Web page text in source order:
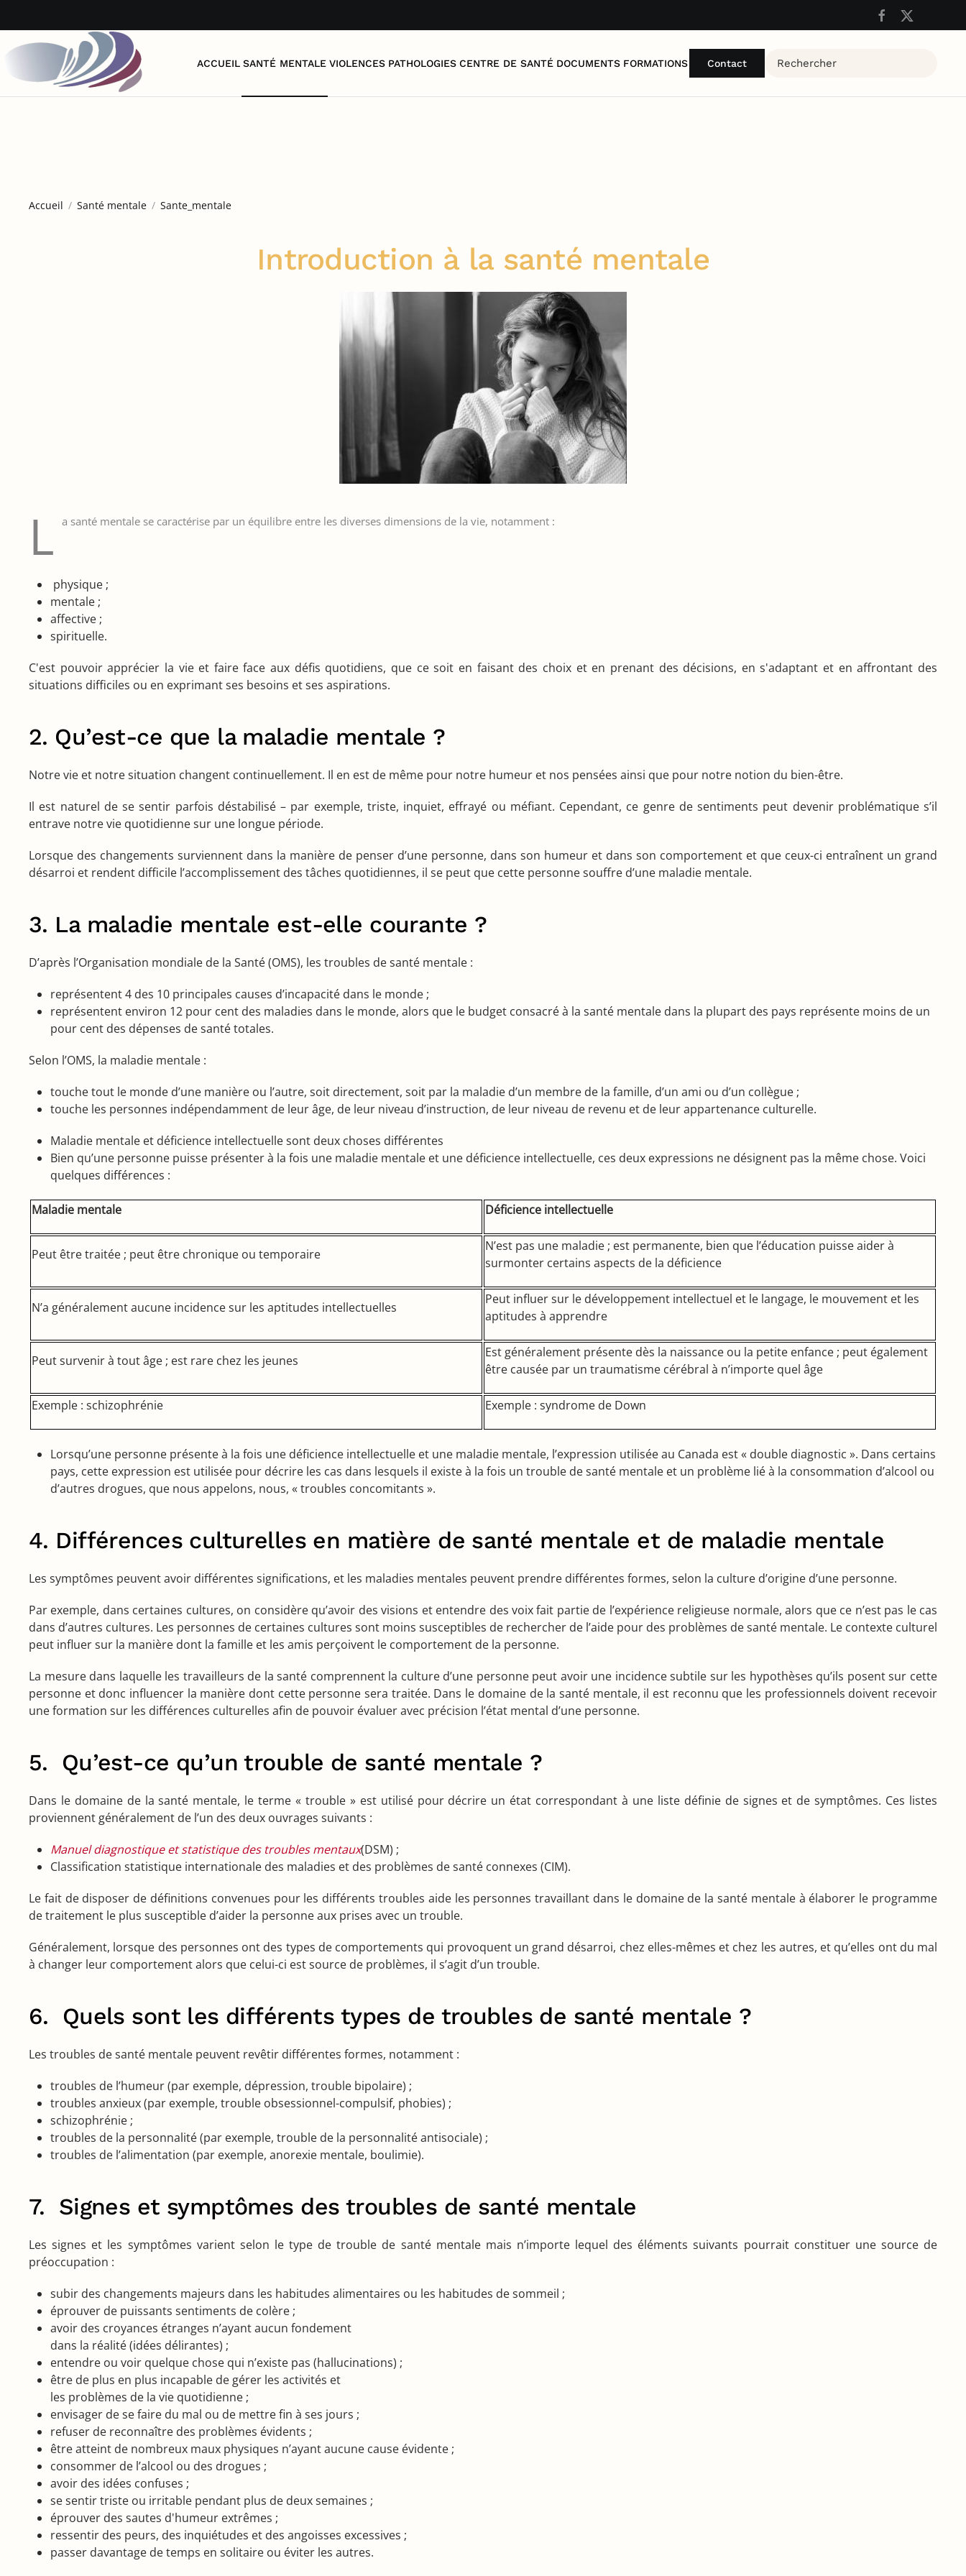
Accéder au contenu principal
ACCUEIL SANTÉ MENTALE VIOLENCES PATHOLOGIES CENTRE DE SANTÉ DOCUMENTS FORMATIONS Contact
Accueil Santé mentale Sante_mentale
Introduction à la santé mentale
L a santé mentale se caractérise par un équilibre entre les diverses dimensions de la vie, notamment :
physique ;
mentale ;
affective ;
spirituelle.
C'est pouvoir apprécier la vie et faire face aux défis quotidiens, que ce soit en faisant des choix et en prenant des décisions, en s'adaptant et en affrontant des
situations difficiles ou en exprimant ses besoins et ses aspirations.
2. Qu’est-ce que la maladie mentale ?
Notre vie et notre situation changent continuellement. Il en est de même pour notre humeur et nos pensées ainsi que pour notre notion du bien-être.
Il est naturel de se sentir parfois déstabilisé – par exemple, triste, inquiet, effrayé ou méfiant. Cependant, ce genre de sentiments peut devenir problématique s’il
entrave notre vie quotidienne sur une longue période.
Lorsque des changements surviennent dans la manière de penser d’une personne, dans son humeur et dans son comportement et que ceux-ci entraînent un grand
désarroi et rendent difficile l’accomplissement des tâches quotidiennes, il se peut que cette personne souffre d’une maladie mentale.
3. La maladie mentale est-elle courante ?
D’après l’Organisation mondiale de la Santé (OMS), les troubles de santé mentale :
représentent 4 des 10 principales causes d’incapacité dans le monde ;
représentent environ 12 pour cent des maladies dans le monde, alors que le budget consacré à la santé mentale dans la plupart des pays représente moins de un
pour cent des dépenses de santé totales.
Selon l’OMS, la maladie mentale :
touche tout le monde d’une manière ou l’autre, soit directement, soit par la maladie d’un membre de la famille, d’un ami ou d’un collègue ;
touche les personnes indépendamment de leur âge, de leur niveau d’instruction, de leur niveau de revenu et de leur appartenance culturelle.
Maladie mentale et déficience intellectuelle sont deux choses différentes
Bien qu’une personne puisse présenter à la fois une maladie mentale et une déficience intellectuelle, ces deux expressions ne désignent pas la même chose. Voici
quelques différences :
Maladie mentale Déficience intellectuelle
Peut être traitée ; peut être chronique ou temporaire
N’est pas une maladie ; est permanente, bien que l’éducation puisse aider à
surmonter certains aspects de la déficience
N’a généralement aucune incidence sur les aptitudes intellectuelles
Peut influer sur le développement intellectuel et le langage, le mouvement et les
aptitudes à apprendre
Peut survenir à tout âge ; est rare chez les jeunes
Est généralement présente dès la naissance ou la petite enfance ; peut également
être causée par un traumatisme cérébral à n’importe quel âge
Exemple : schizophrénie Exemple : syndrome de Down
Lorsqu’une personne présente à la fois une déficience intellectuelle et une maladie mentale, l’expression utilisée au Canada est « double diagnostic ». Dans certains
pays, cette expression est utilisée pour décrire les cas dans lesquels il existe à la fois un trouble de santé mentale et un problème lié à la consommation d’alcool ou
d’autres drogues, que nous appelons, nous, « troubles concomitants ».
4. Différences culturelles en matière de santé mentale et de maladie mentale
Les symptômes peuvent avoir différentes significations, et les maladies mentales peuvent prendre différentes formes, selon la culture d’origine d’une personne.
Par exemple, dans certaines cultures, on considère qu’avoir des visions et entendre des voix fait partie de l’expérience religieuse normale, alors que ce n’est pas le cas
dans d’autres cultures. Les personnes de certaines cultures sont moins susceptibles de rechercher de l’aide pour des problèmes de santé mentale. Le contexte culturel
peut influer sur la manière dont la famille et les amis perçoivent le comportement de la personne.
La mesure dans laquelle les travailleurs de la santé comprennent la culture d’une personne peut avoir une incidence subtile sur les hypothèses qu’ils posent sur cette
personne et donc influencer la manière dont cette personne sera traitée. Dans le domaine de la santé mentale, il est reconnu que les professionnels doivent recevoir
une formation sur les différences culturelles afin de pouvoir évaluer avec précision l’état mental d’une personne.
5. Qu’est-ce qu’un trouble de santé mentale ?
Dans le domaine de la santé mentale, le terme « trouble » est utilisé pour décrire un état correspondant à une liste définie de signes et de symptômes. Ces listes
proviennent généralement de l’un des deux ouvrages suivants :
Manuel diagnostique et statistique des troubles mentaux(DSM) ;
Classification statistique internationale des maladies et des problèmes de santé connexes (CIM).
Le fait de disposer de définitions convenues pour les différents troubles aide les personnes travaillant dans le domaine de la santé mentale à élaborer le programme
de traitement le plus susceptible d’aider la personne aux prises avec un trouble.
Généralement, lorsque des personnes ont des types de comportements qui provoquent un grand désarroi, chez elles-mêmes et chez les autres, et qu’elles ont du mal
à changer leur comportement alors que celui-ci est source de problèmes, il s’agit d’un trouble.
6. Quels sont les différents types de troubles de santé mentale ?
Les troubles de santé mentale peuvent revêtir différentes formes, notamment :
troubles de l’humeur (par exemple, dépression, trouble bipolaire) ;
troubles anxieux (par exemple, trouble obsessionnel-compulsif, phobies) ;
schizophrénie ;
troubles de la personnalité (par exemple, trouble de la personnalité antisociale) ;
troubles de l’alimentation (par exemple, anorexie mentale, boulimie).
7. Signes et symptômes des troubles de santé mentale
Les signes et les symptômes varient selon le type de trouble de santé mentale mais n’importe lequel des éléments suivants pourrait constituer une source de
préoccupation :
subir des changements majeurs dans les habitudes alimentaires ou les habitudes de sommeil ;
éprouver de puissants sentiments de colère ;
avoir des croyances étranges n’ayant aucun fondement
dans la réalité (idées délirantes) ;
entendre ou voir quelque chose qui n’existe pas (hallucinations) ;
être de plus en plus incapable de gérer les activités et
les problèmes de la vie quotidienne ;
envisager de se faire du mal ou de mettre fin à ses jours ;
refuser de reconnaître des problèmes évidents ;
être atteint de nombreux maux physiques n’ayant aucune cause évidente ;
consommer de l’alcool ou des drogues ;
avoir des idées confuses ;
se sentir triste ou irritable pendant plus de deux semaines ;
éprouver des sautes d'humeur extrêmes ;
ressentir des peurs, des inquiétudes et des angoisses excessives ;
passer davantage de temps en solitaire ou éviter les autres.